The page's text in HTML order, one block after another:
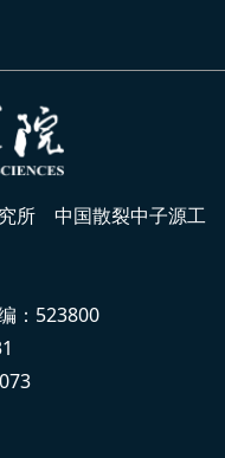
所 中国散裂中子源工
：523800